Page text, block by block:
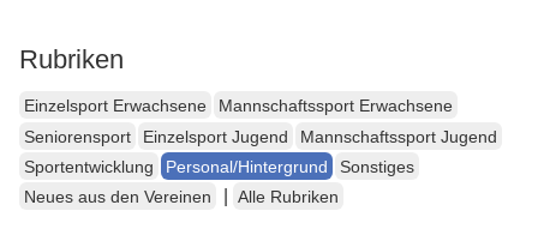
Rubriken
Einzelsport Erwachsene
Mannschaftssport Erwachsene
Seniorensport
Einzelsport Jugend
Mannschaftssport Jugend
Sportentwicklung
Personal/Hintergrund
Sonstiges
Neues aus den Vereinen
Alle Rubriken